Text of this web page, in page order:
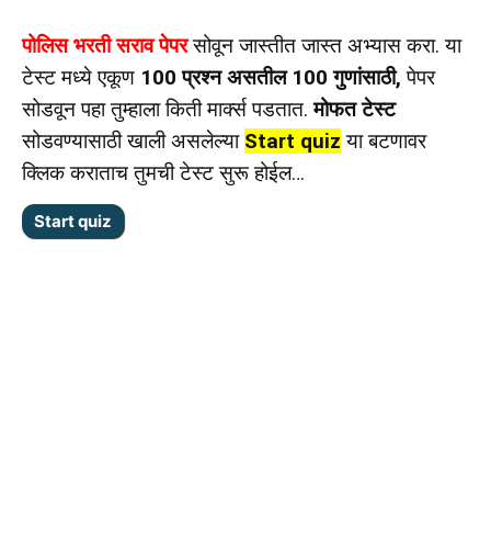
पोलिस भरती सराव पेपरसोवून जास्तीत जास्त अभ्यास करा. या
टेस्ट मध्ये एकूण 100 प्रश्न असतील 100 गुणांसाठी, पेपर
सोडवून पहा तुम्हाला किती मार्क्स पडतात.मोफत टेस्ट
सोडवण्यासाठी खाली असलेल्या Start quiz या बटणावर
क्लिक कराताच तुमची टेस्ट सुरू होईल…